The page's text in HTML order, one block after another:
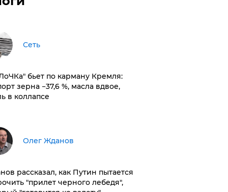
Сеть
бьет по карману Кремля:
зерна −37,6 %, масла вдвое,
в коллапсе
Олег Жданов
рассказал, как Путин пытается
"прилет черного лебедя",